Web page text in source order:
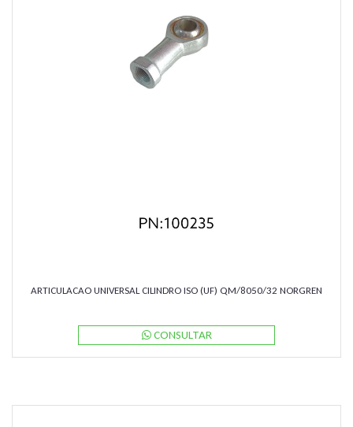
ARTICULACAO UNIVERSAL CILINDRO ISO (UF) QM/8050/32 NORGREN
CONSULTAR